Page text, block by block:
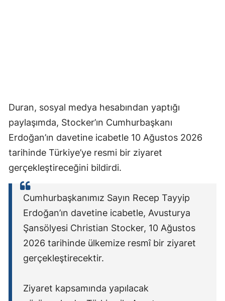
Duran, sosyal medya hesabından yaptığı
paylaşımda, Stocker’ın Cumhurbaşkanı
Erdoğan’ın davetine icabetle 10 Ağustos 2026
tarihinde Türkiye’ye resmi bir ziyaret
gerçekleştireceğini bildirdi.
Cumhurbaşkanımız Sayın Recep Tayyip
Erdoğan’ın davetine icabetle, Avusturya
Şansölyesi Christian Stocker, 10 Ağustos
2026 tarihinde ülkemize resmî bir ziyaret
gerçekleştirecektir.
Ziyaret kapsamında yapılacak